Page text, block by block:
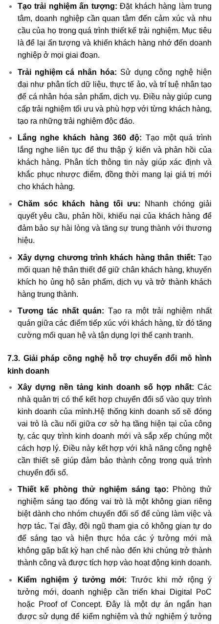
Tạo trải nghiệm ấn tượng:Đặt khách hàng làm trung
tâm, doanh nghiệp cần quan tâm đến cảm xúc và nhu
cầu của họ trong quá trình thiết kế trải nghiệm. Mục tiêu
là để lại ấn tượng và khiến khách hàng nhớ đến doanh
nghiệp ở mọi giai đoạn.
Trải nghiệm cá nhân hóa: Sử dụng công nghệ hiện
đại như phân tích dữ liệu, thực tế ảo, và trí tuệ nhân tạo
để cá nhân hóa sản phẩm, dịch vụ. Điều này giúp cung
cấp trải nghiệm tối ưu và phù hợp với từng khách hàng,
tạo ra những trải nghiệm độc đáo.
Lắng nghe khách hàng 360 độ: Tạo một quá trình
lắng nghe liên tục để thu thập ý kiến và phản hồi của
khách hàng. Phân tích thông tin này giúp xác định và
khắc phục nhược điểm, đồng thời mang lại giá trị mới
cho khách hàng.
Chăm sóc khách hàng tối ưu: Nhanh chóng giải
quyết yêu cầu, phản hồi, khiếu nại của khách hàng để
đảm bảo sự hài lòng và tăng sự trung thành với thương
hiệu.
Xây dựng chương trình khách hàng thân thiết: Tạo
mối quan hệ thân thiết để giữ chân khách hàng, khuyến
khích họ ủng hộ sản phẩm, dịch vụ và trở thành khách
hàng trung thành.
Tương tác nhất quán: Tạo ra một trải nghiệm nhất
quán giữa các điểm tiếp xúc với khách hàng, từ đó tăng
cường mối quan hệ và tận dụng lợi thế cạnh tranh.
7.3. Giải pháp công nghệ hỗ trợ chuyển đổi mô hình
kinh doanh
Xây dựng nền tảng kinh doanh số hợp nhất: Các
nhà quản trị có thể kết hợp chuyển đổi số vào quy trình
kinh doanh của mình.Hệ thống kinh doanh số sẽ đóng
vai trò là cầu nối giữa cơ sở hạ tầng hiện tại của công
ty, các quy trình kinh doanh mới và sắp xếp chúng một
cách hợp lý. Điều này kết hợp với khả năng công nghệ
cần thiết sẽ giúp đảm bảo thành công trong quá trình
chuyển đổi số.
Thiết kế phòng thử nghiệm sáng tạo: Phòng thử
nghiệm sáng tạo đóng vai trò là một không gian riêng
biệt dành cho nhóm chuyển đổi số để cùng làm việc và
hợp tác. Tại đây, đội ngũ tham gia có không gian tự do
để sáng tạo và hiện thực hóa các ý tưởng mới mà
không gặp bất kỳ hạn chế nào đến khi chúng trở thành
thành công và được tích hợp vào hoạt động kinh doanh.
Kiểm nghiệm ý tưởng mới: Trước khi mở rộng ý
tưởng mới, doanh nghiệp cần triển khai Digital PoC
hoặc Proof of Concept. Đây là một dự án ngắn hạn
được sử dụng để kiểm nghiệm và thử nghiệm ý tưởng